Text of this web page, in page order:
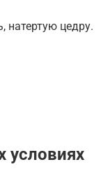
натертую цедру.
условиях